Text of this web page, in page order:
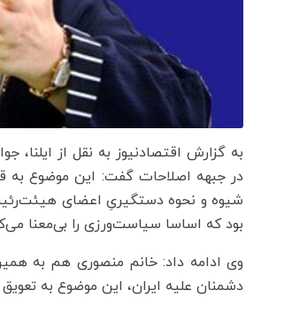
به گزارش اقتصادنیوز به نقل از
در جبهه اصلاحات گفت: این موضوع به
شیوه و نحوه دستگیریِ اعضای
بود که اساسا سیاست‌ورزی را بی‌معنا
وی ادامه داد: خانم منصوری هم به
دشمنان علیه ایران، این موضوع به